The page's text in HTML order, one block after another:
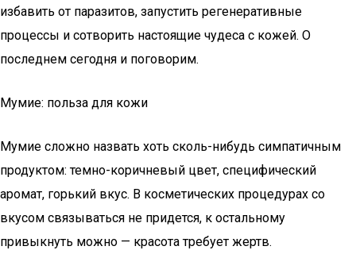
избавить от паразитов, запустить регенеративные
процессы и сотворить настоящие чудеса с кожей. О
последнем сегодня и поговорим.
Мумие: польза для кожи
Мумие сложно назвать хоть сколь-нибудь симпатичным
продуктом: темно-коричневый цвет, специфический
аромат, горький вкус. В косметических процедурах со
вкусом связываться не придется, к остальному
привыкнуть можно — красота требует жертв.